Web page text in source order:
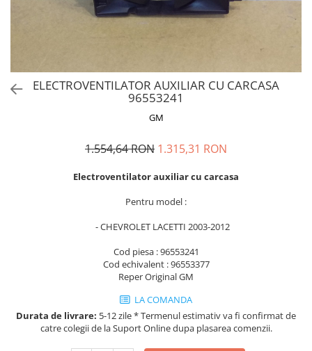
VIVARO
Mazda CX-80 KL
VITARA 2015-prezent
VITARA Hybrid 48V 2020-prezent
VITARA Strong Hybrid 140V 2022-
eVitara 2025-prezent
SPARK M300 2010-2018
ELECTROVENTILATOR AUXILIAR CU CARCASA
96553241
GM
1.554,64 RON 1.315,31 RON
Electroventilator auxiliar cu carcasa
Pentru model :
- CHEVROLET LACETTI 2003-2012
Cod piesa : 96553241
Cod echivalent : 96553377
Reper Original GM
LA COMANDA
Durata de livrare: 5-12 zile * Termenul estimativ va fi confirmat de
catre colegii de la Suport Online dupa plasarea comenzii.